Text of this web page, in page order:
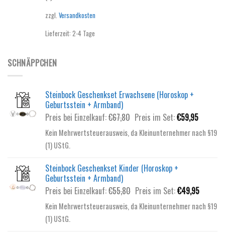
zzgl. Versandkosten
Lieferzeit: 2-4 Tage
SCHNÄPPCHEN
Steinbock Geschenkset Erwachsene (Horoskop +
Geburtsstein + Armband)
Preis bei Einzelkauf:€67,80 Ursprünglicher
Preis
war:
Preis im Set:€59,95
Preis
ist:
Kein Mehrwertsteuerausweis, da Kleinunternehmer nach §19
(1) UStG.
Steinbock Geschenkset Kinder (Horoskop +
Geburtsstein + Armband)
Preis bei Einzelkauf:€55,80 Ursprünglicher
Preis
war:
Preis im Set:€49,95
Preis
ist:
Kein Mehrwertsteuerausweis, da Kleinunternehmer nach §19
(1) UStG.